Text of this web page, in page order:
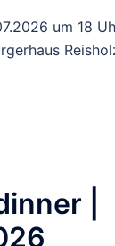
um 18
|